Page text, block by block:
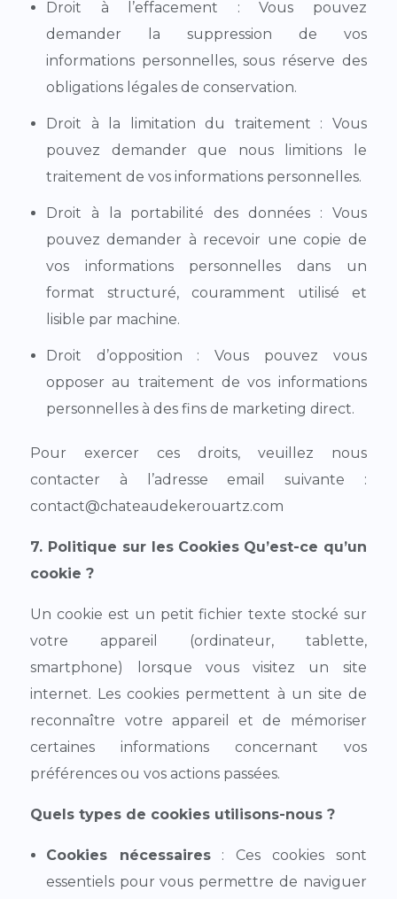
Droit à l’effacement : Vous pouvez
demander la suppression de vos
informations personnelles, sous réserve des
obligations légales de conservation.
Droit à la limitation du traitement : Vous
pouvez demander que nous limitions le
traitement de vos informations personnelles.
Droit à la portabilité des données : Vous
pouvez demander à recevoir une copie de
vos informations personnelles dans un
format structuré, couramment utilisé et
lisible par machine.
Droit d’opposition : Vous pouvez vous
opposer au traitement de vos informations
personnelles à des fins de marketing direct.
Pour exercer ces droits, veuillez nous
contacter à l’adresse email suivante :
contact@chateaudekerouartz.com
7. Politique sur les Cookies Qu’est-ce qu’un
cookie ?
Un cookie est un petit fichier texte stocké sur
votre appareil (ordinateur, tablette,
smartphone) lorsque vous visitez un site
internet. Les cookies permettent à un site de
reconnaître votre appareil et de mémoriser
certaines informations concernant vos
préférences ou vos actions passées.
Quels types de cookies utilisons-nous ?
Cookies nécessaires: Ces cookies sont
essentiels pour vous permettre de naviguer